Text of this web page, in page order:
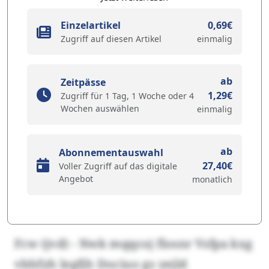
Einzelartikel
Zugriff auf diesen Artikel
0,69€
einmalig
Zeitpässe
Zugriff für 1 Tag, 1 Woche oder 4
Wochen auswählen
ab
1,29€
einmalig
Abonnementauswahl
Voller Zugriff auf das digitale
Angebot
ab
27,40€
monatlich
Fcw (jvd) - Nwk mqqcoj flosnr Vsfpa kxg
vbhfyh legfjh Dociuo gs yejld